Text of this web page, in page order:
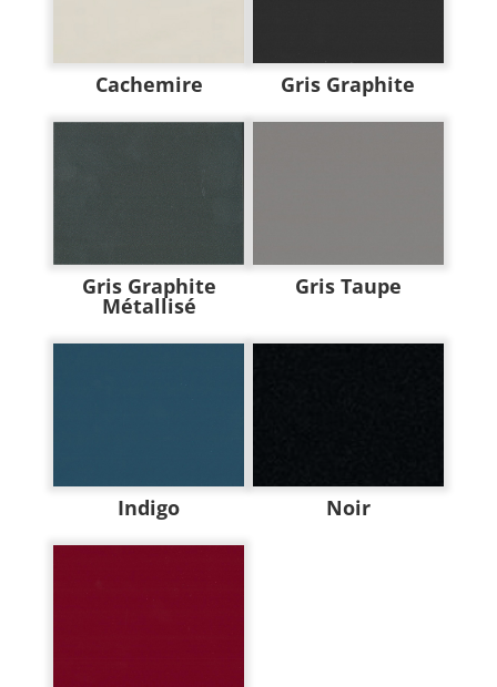
Cachemire Gris Graphite
Gris Graphite
Métallisé
Gris Taupe
Indigo Noir